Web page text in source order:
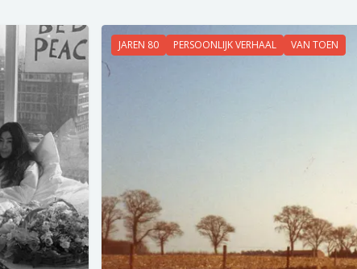
JAREN 80 PERSOONLIJK VERHAAL VAN TOEN